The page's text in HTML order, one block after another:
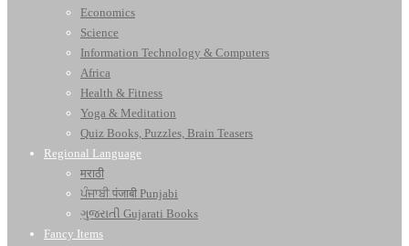
Economics
Science
Information Technology & Computers
Africa
Health & Fitness
Yoga & Meditation
Quiz Books, Puzzles, Brain Teasers
Regional Language
मराठी
ਪੰਜਾਬੀ पंजाबी Punjabi
ગુજરાતી Gujarati Books
Fancy Items